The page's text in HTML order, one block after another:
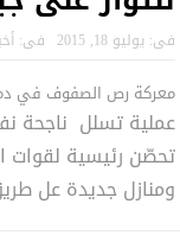
فى: يوليو 18, 2015 فى:
معركة رص الصفوف في
عملية تسلل ناجحة
تحصّن رئيسية
ومنازل جديدة عل
الشرطة التركية